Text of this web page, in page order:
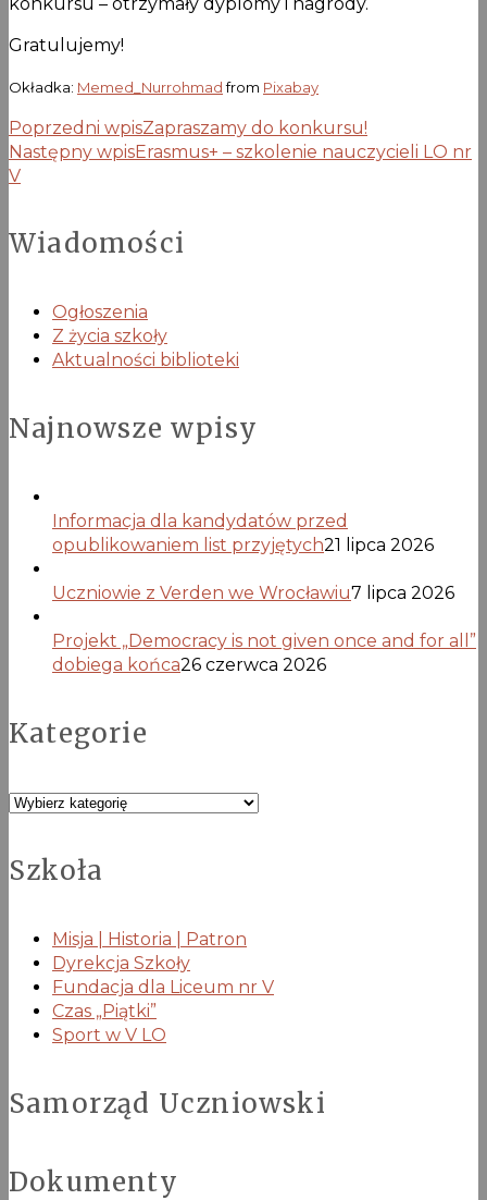
Gratulujemy!
Okładka: Memed_Nurrohmadfrom Pixabay
Poprzedni wpisZapraszamy do konkursu!
Następny wpisErasmus+ – szkolenie nauczycieli LO nr
V
Wiadomości
Ogłoszenia
Z życia szkoły
Aktualności biblioteki
Najnowsze wpisy
Informacja dla kandydatów przed
opublikowaniem list przyjętych21 lipca 2026
Uczniowie z Verden we Wrocławiu7 lipca 2026
Projekt „Democracy is not given once and for all”
dobiega końca26 czerwca 2026
Kategorie
Kategorie
Szkoła
Misja | Historia | Patron
Dyrekcja Szkoły
Fundacja dla Liceum nr V
Czas „Piątki”
Sport w V LO
Samorząd Uczniowski
Dokumenty